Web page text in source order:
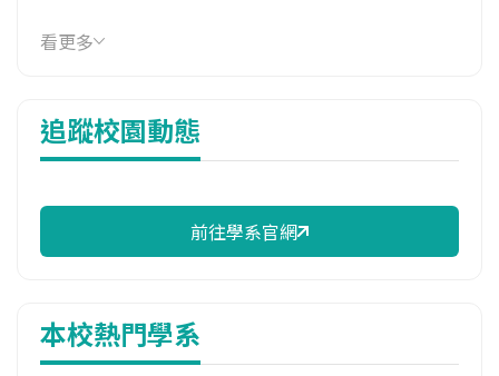
114年學費
32,973 元/學期
13,604 元/學期
114年註冊率
(03)2118800 #2574
桃園市龜山區文化一路259號
看更多
追蹤校園動態
前往學系官網
本校熱門學系